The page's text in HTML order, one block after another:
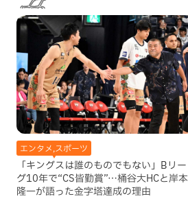
エンタメ,スポーツ
「キングスは誰のものでもない」Bリー
グ10年で“CS皆勤賞”…桶谷大HCと岸本
隆一が語った金字塔達成の理由